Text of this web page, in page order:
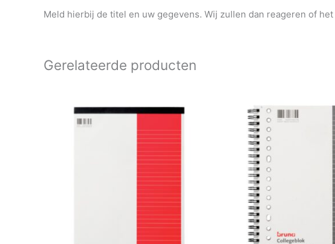
Meld hierbij de titel en uw gegevens. Wij zullen dan reageren of
Gerelateerde producten